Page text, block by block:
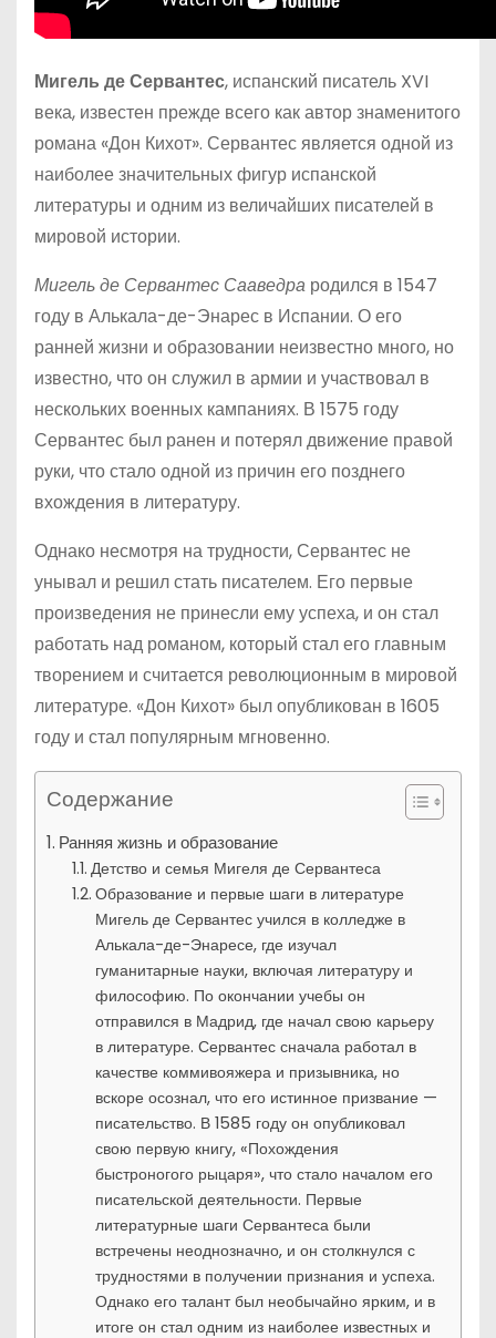
Мигель де Сервантес, испанский писатель XVI
века, известен прежде всего как автор знаменитого
романа «Дон Кихот». Сервантес является одной из
наиболее значительных фигур испанской
литературы и одним из величайших писателей в
мировой истории.
Мигель де Сервантес Сааведра родился в 1547
году в Алькала-де-Энарес в Испании. О его
ранней жизни и образовании неизвестно много, но
известно, что он служил в армии и участвовал в
нескольких военных кампаниях. В 1575 году
Сервантес был ранен и потерял движение правой
руки, что стало одной из причин его позднего
вхождения в литературу.
Однако несмотря на трудности, Сервантес не
унывал и решил стать писателем. Его первые
произведения не принесли ему успеха, и он стал
работать над романом, который стал его главным
творением и считается революционным в мировой
литературе. «Дон Кихот» был опубликован в 1605
году и стал популярным мгновенно.
Содержание
Ранняя жизнь и образование
Детство и семья Мигеля де Сервантеса
Образование и первые шаги в литературе
Мигель де Сервантес учился в колледже в
Алькала-де-Энаресе, где изучал
гуманитарные науки, включая литературу и
философию. По окончании учебы он
отправился в Мадрид, где начал свою карьеру
в литературе. Сервантес сначала работал в
качестве коммивояжера и призывника, но
вскоре осознал, что его истинное призвание —
писательство. В 1585 году он опубликовал
свою первую книгу, «Похождения
быстроногого рыцаря», что стало началом его
писательской деятельности. Первые
литературные шаги Сервантеса были
встречены неоднозначно, и он столкнулся с
трудностями в получении признания и успеха.
Однако его талант был необычайно ярким, и в
итоге он стал одним из наиболее известных и